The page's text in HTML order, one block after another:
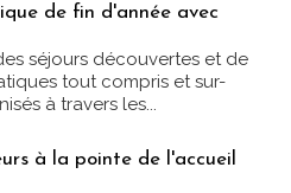
de fin d'année avec
séjours découvertes et de
tout compris et sur-
à travers les...
à la pointe de l'accueil